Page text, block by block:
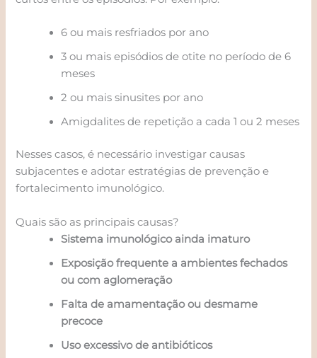
6 ou mais resfriados por ano
3 ou mais episódios de otite no período de 6
meses
2 ou mais sinusites por ano
Amigdalites de repetição a cada 1 ou 2 meses
Nesses casos, é necessário investigar causas
subjacentes e adotar estratégias de prevenção e
fortalecimento imunológico.
Quais são as principais causas?
Sistema imunológico ainda imaturo
Exposição frequente a ambientes fechados
ou com aglomeração
Falta de amamentação ou desmame
precoce
Uso excessivo de antibióticos